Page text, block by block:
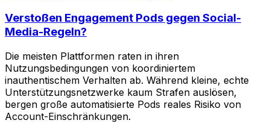
Verstoßen Engagement Pods gegen Social-
Media-Regeln?
Die meisten Plattformen raten in ihren
Nutzungsbedingungen von koordiniertem
inauthentischem Verhalten ab. Während kleine, echte
Unterstützungsnetzwerke kaum Strafen auslösen,
bergen große automatisierte Pods reales Risiko von
Account-Einschränkungen.